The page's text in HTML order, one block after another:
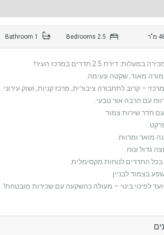
דירת 2.5 חדרים במרכז העיר!
מאוד, שקטה ונעימה.
– קרוב לתחבורה ציבורית, מרכז קניות, ושוק עירוני.
עם הרבה אור טבעי.
חדר שירות צמוד
מואר ומרווח.
גדול ונוח.
בכל החדרים לנוחות מקסימלית.
בצמוד לבניין.
לפינוי בינוי – מעולה כהשקעה עם שכירות מובטחת!